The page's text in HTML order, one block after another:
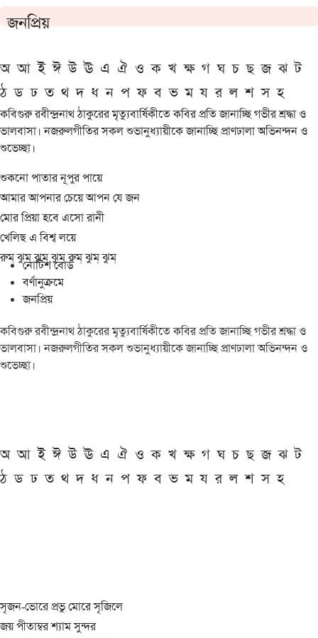
জনপ্রিয়
অ আ ই ঈ উ ঊ এ ঐ ও ক খ ক্ষ গ ঘ চ ছ জ ঝ ট
ঠ ড ঢ ত থ দ ধ ন প ফ ব ভ ম য র ল শ স হ
কবিগুরু রবীন্দ্রনাথ ঠাকুরের মৃত্যুবার্ষিকীতে কবির প্রতি জানাচ্ছি গভীর শ্রদ্ধা ও
ভালবাসা। নজরুলগীতির সকল শুভানুধ্যায়ীকে জানাচ্ছি প্রাণঢালা অভিনন্দন ও
শুভেচ্ছা।
শুকনো পাতার নূপুর পায়ে
আমার আপনার চেয়ে আপন যে জন
মোর প্রিয়া হবে এসো রানী
খেলিছ এ বিশ্ব লয়ে
রুম্ ঝুম্ ঝুম্ ঝুম্ রুম্ ঝুম্ ঝুম্
নোটিশ বোর্ড
বর্ণানুক্রমে
জনপ্রিয়
কবিগুরু রবীন্দ্রনাথ ঠাকুরের মৃত্যুবার্ষিকীতে কবির প্রতি জানাচ্ছি গভীর শ্রদ্ধা ও
ভালবাসা। নজরুলগীতির সকল শুভানুধ্যায়ীকে জানাচ্ছি প্রাণঢালা অভিনন্দন ও
শুভেচ্ছা।
অ আ ই ঈ উ ঊ এ ঐ ও ক খ ক্ষ গ ঘ চ ছ জ ঝ ট
ঠ ড ঢ ত থ দ ধ ন প ফ ব ভ ম য র ল শ স হ
সৃজন-ভোরে প্রভু মোরে সৃজিলে
জয় পীতাম্বর শ্যাম সুন্দর